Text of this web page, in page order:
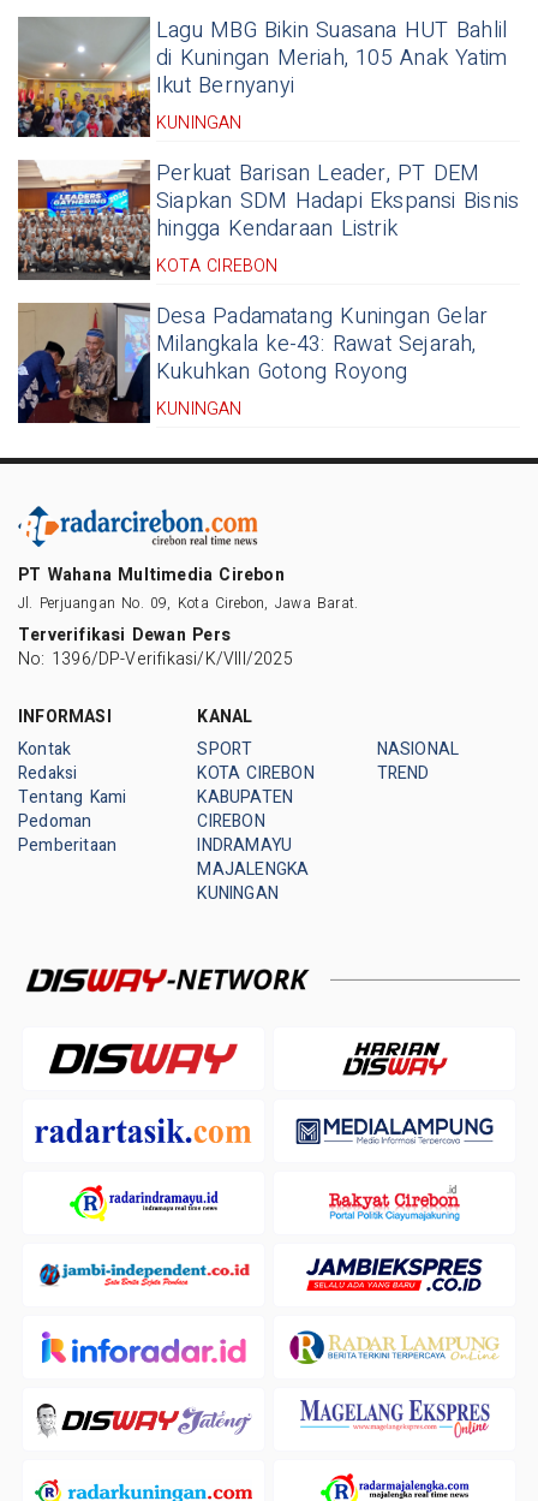
Lagu MBG Bikin Suasana HUT Bahlil
di Kuningan Meriah, 105 Anak Yatim
Ikut Bernyanyi
KUNINGAN
Perkuat Barisan Leader, PT DEM
Siapkan SDM Hadapi Ekspansi Bisnis
hingga Kendaraan Listrik
KOTA CIREBON
Desa Padamatang Kuningan Gelar
Milangkala ke-43: Rawat Sejarah,
Kukuhkan Gotong Royong
KUNINGAN
PT Wahana Multimedia Cirebon
Jl. Perjuangan No. 09, Kota Cirebon, Jawa Barat.
Terverifikasi Dewan Pers
No: 1396/DP-Verifikasi/K/VIII/2025
INFORMASI
Kontak
Redaksi
Tentang Kami
Pedoman
Pemberitaan
KANAL
SPORT
KOTA CIREBON
KABUPATEN
CIREBON
INDRAMAYU
MAJALENGKA
KUNINGAN
NASIONAL
TREND